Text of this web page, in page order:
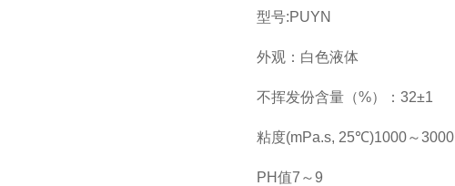
型号:PUYN
外观：白色液体
不挥发份含量（%）：32±1
粘度(mPa.s, 25℃)1000～3000
PH值7～9